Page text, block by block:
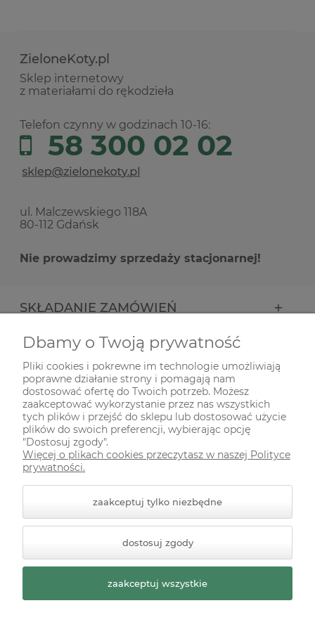
ZieloneKoty.pl
Sklep internetowy
z materiałami do rękodzieła
Telefon czynny w godzinach 10-16:
58 300 02 02
ul. Malczewskiego 118A
80-112 Gdańsk
Nie prowadzimy sprzedaży stacjonarnej!
SKŁADANIE ZAMÓWIEŃ
INFORMACJE
ODWIEDŹ NAS NA
Styl graficzny ShopGadget.pl
Sklep internetowy Shoper
Premium
Dbamy o Twoją prywatność
Pliki cookies i pokrewne im technologie umożliwiają
poprawne działanie strony i pomagają nam
dostosować ofertę do Twoich potrzeb. Możesz
zaakceptować wykorzystanie przez nas wszystkich
tych plików i przejść do sklepu lub dostosować użycie
plików do swoich preferencji, wybierając opcję
"Dostosuj zgody".
Więcej o plikach cookies przeczytasz w naszej Polityce
prywatności.
zaakceptuj tylko niezbędne
dostosuj zgody
zaakceptuj wszystkie